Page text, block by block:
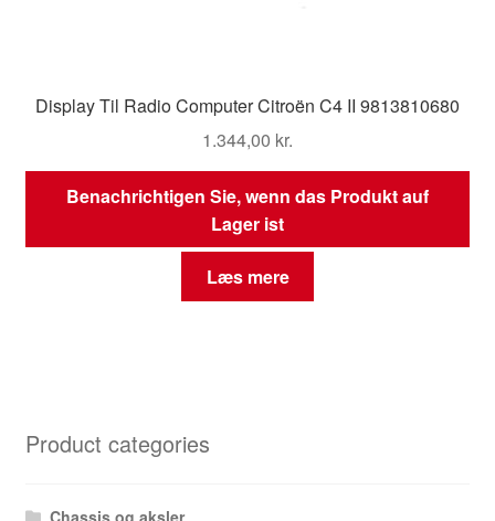
Display Til Radio Computer Citroën C4 II 9813810680
1.344,00 kr.
Benachrichtigen Sie, wenn das Produkt auf
Lager ist
Læs mere
Product categories
Chassis og aksler